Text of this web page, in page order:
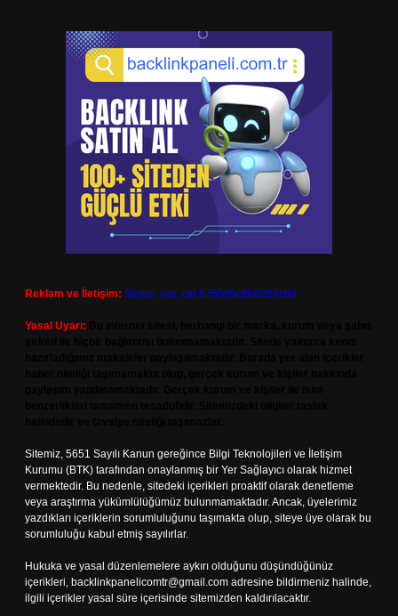
Reklam ve İletişim: Skype: live:.cid.575569c608265c69
Yasal Uyarı:
Sitemiz, 5651 Sayılı Kanun gereğince Bilgi Teknolojileri ve İletişim
Kurumu (BTK) tarafından onaylanmış bir Yer Sağlayıcı olarak hizmet
vermektedir. Bu nedenle, sitedeki içerikleri proaktif olarak denetleme
veya araştırma yükümlülüğümüz bulunmamaktadır. Ancak, üyelerimiz
yazdıkları içeriklerin sorumluluğunu taşımakta olup, siteye üye olarak bu
sorumluluğu kabul etmiş sayılırlar.
Hukuka ve yasal düzenlemelere aykırı olduğunu düşündüğünüz
içerikleri, backlinkpanelicomtr@gmail.com adresine bildirmeniz halinde,
ilgili içerikler yasal süre içerisinde sitemizden kaldırılacaktır.